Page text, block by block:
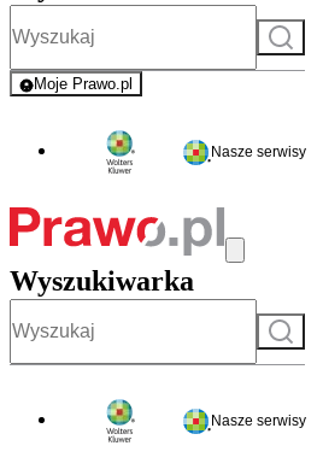
Szukaj
Moje Prawo.pl
- rejestracja i logowanie do serwisu
Nasze serwisy
Wyszukiwarka
Szukaj
Nasze serwisy